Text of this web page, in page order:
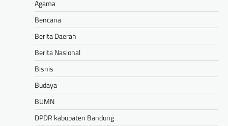
Agama
Bencana
Berita Daerah
Berita Nasional
Bisnis
Budaya
BUMN
DPDR kabupaten Bandung